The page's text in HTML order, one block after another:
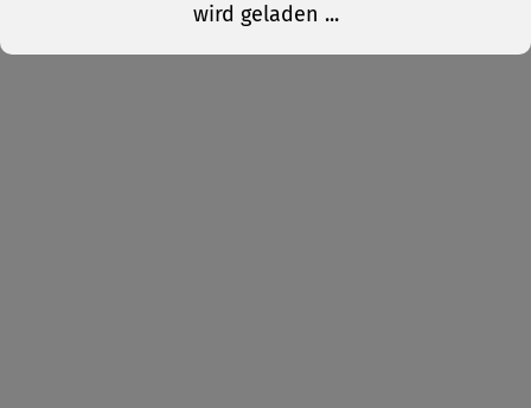
wird geladen ...